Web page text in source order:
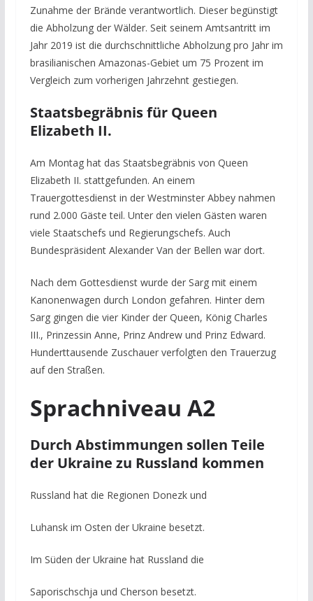
Zunahme der Brände verantwortlich. Dieser begünstigt
die Abholzung der Wälder. Seit seinem Amtsantritt im
Jahr 2019 ist die durchschnittliche Abholzung pro Jahr im
brasilianischen Amazonas-Gebiet um 75 Prozent im
Vergleich zum vorherigen Jahrzehnt gestiegen.
Staatsbegräbnis für Queen
Elizabeth II.
Am Montag hat das Staatsbegräbnis von Queen
Elizabeth II. stattgefunden. An einem
Trauergottesdienst in der Westminster Abbey nahmen
rund 2.000 Gäste teil. Unter den vielen Gästen waren
viele Staatschefs und Regierungschefs. Auch
Bundespräsident Alexander Van der Bellen war dort.
Nach dem Gottesdienst wurde der Sarg mit einem
Kanonenwagen durch London gefahren. Hinter dem
Sarg gingen die vier Kinder der Queen, König Charles
III., Prinzessin Anne, Prinz Andrew und Prinz Edward.
Hunderttausende Zuschauer verfolgten den Trauerzug
auf den Straßen.
Sprachniveau A2
Durch Abstimmungen sollen Teile
der Ukraine zu Russland kommen
Russland hat die Regionen Donezk und
Luhansk im Osten der Ukraine besetzt.
Im Süden der Ukraine hat Russland die
Saporischschja und Cherson besetzt.